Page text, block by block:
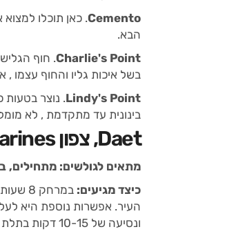
Cemento. כאן תוכלו
הבא.
Charlie's Point. חוף
בשל איכות גליו והחוף עצמו ,
Lindy's Point. נוצר
בינונית עד מתקדמת , לא
Daet, צפון Camarines
מתאים לגולשים: מתחילים,
כיצד מגיעים:
ונסיעה של 10-15 דקות בתלת אופן עד לחוף Bagasbas.